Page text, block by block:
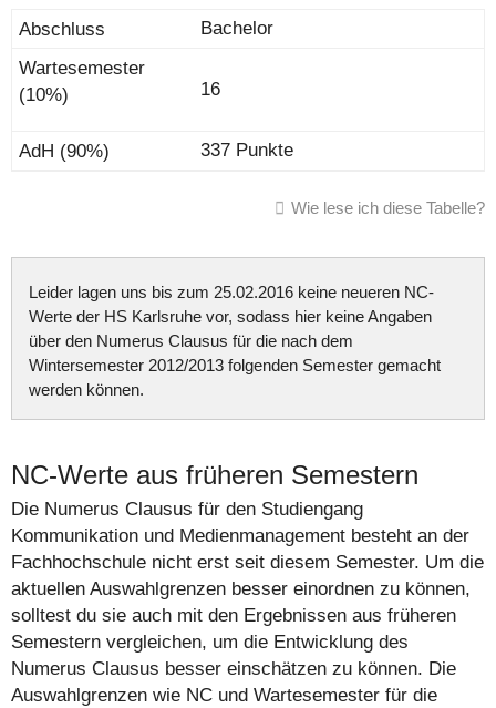
Bachelor
16
337 Punkte
Wie lese ich diese Tabelle?
Leider lagen uns bis zum 25.02.2016 keine neueren NC-
Werte der HS Karlsruhe vor, sodass hier keine Angaben
über den Numerus Clausus für die nach dem
Wintersemester 2012/2013 folgenden Semester gemacht
werden können.
NC-Werte aus früheren Semestern
Die Numerus Clausus für den Studiengang
Kommunikation und Medienmanagement besteht an der
Fachhochschule nicht erst seit diesem Semester. Um die
aktuellen Auswahlgrenzen besser einordnen zu können,
solltest du sie auch mit den Ergebnissen aus früheren
Semestern vergleichen, um die Entwicklung des
Numerus Clausus besser einschätzen zu können. Die
Auswahlgrenzen wie NC und Wartesemester für die